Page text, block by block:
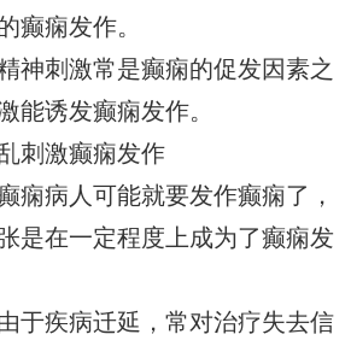
癫痫发作。
神刺激常是癫痫的促发因素之
能诱发癫痫发作。
刺激癫痫发作
痫病人可能就要发作癫痫了，
是在一定程度上成为了癫痫发
于疾病迁延，常对治疗失去信